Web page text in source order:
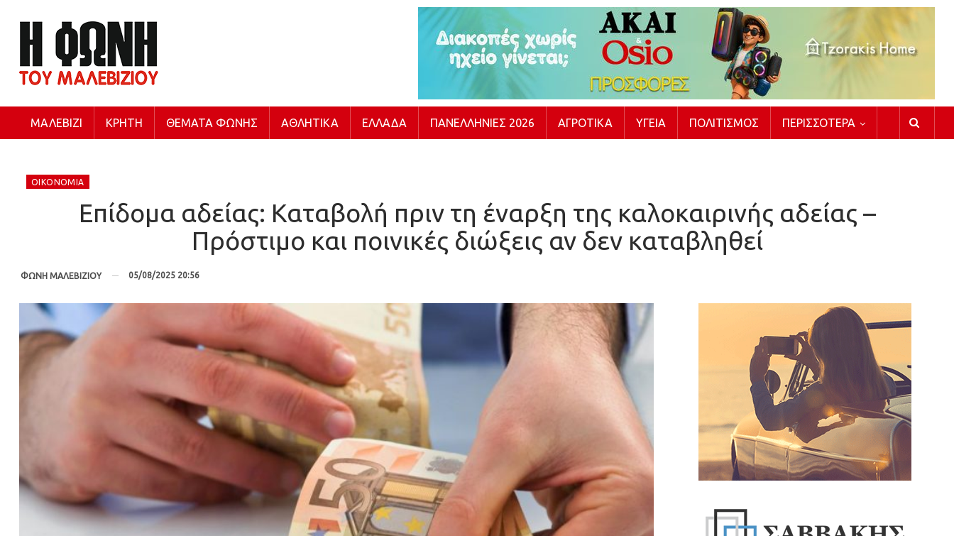
ΜΑΛΕΒΊΖΙ ΚΡΉΤΗ ΘΈΜΑΤΑ ΦΩΝΉΣ ΑΘΛΗΤΙΚΆ ΕΛΛΆΔΑ ΠΑΝΕΛΛΉΝΙΕΣ 2026 ΑΓΡΟΤΙΚΆ ΥΓΕΊΑ ΠΟΛΙΤΙΣΜΌΣ ΠΕΡΙΣΣΌΤΕΡΑ
ΟΙΚΟΝΟΜΊΑ
Επίδομα αδείας: Καταβολή πριν τη έναρξη της καλοκαιρινής αδείας –
Πρόστιμο και ποινικές διώξεις αν δεν καταβληθεί
ΦΩΝΗ ΜΑΛΕΒΙΖΙΟΥ 05/08/2025 20:56